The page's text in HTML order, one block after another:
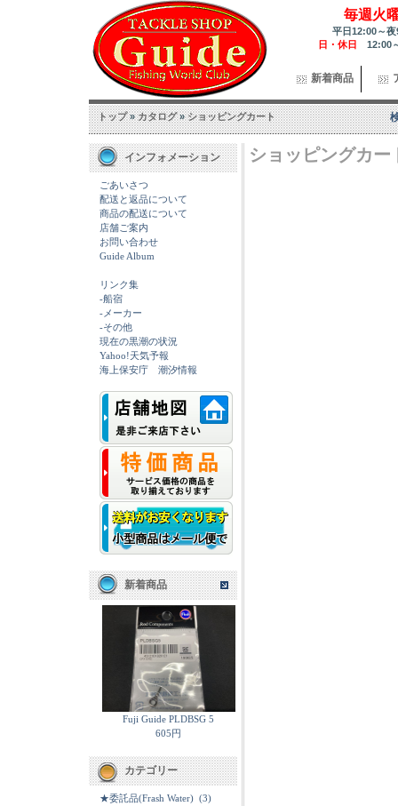
毎週火
平日12:00～
日・休日 12:00
新着商品
トップ»カタログ»ショッピングカート
インフォメーション
ごあいさつ
配送と返品について
商品の配送について
店舗ご案内
お問い合わせ
Guide Album
リンク集
-船宿
-メーカー
-その他
現在の黒潮の状況
Yahoo!天気予報
海上保安庁 潮汐情報
新着商品
Fuji Guide PLDBSG 5
605円
カテゴリー
★委託品(Frash Water) (3)
ショッピングカー